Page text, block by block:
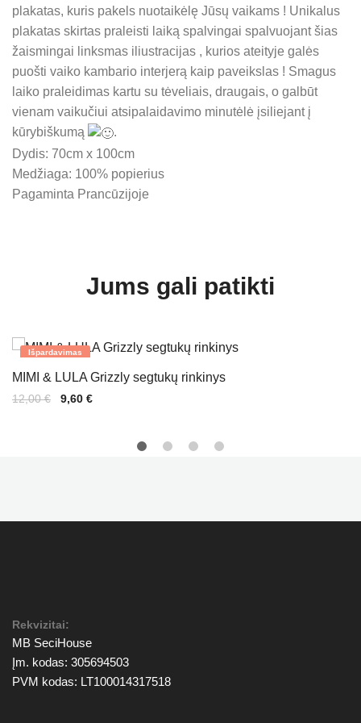
plakatas, kuris pakels nuotaikėlę Jūsų vaikams ! Unikalus
plakatas skirtas praleisti laiką spalvingai spalvuojant šias
žaismingai linksmas iliustracijas , kurios ateityje galės
puošti vaiko kambario interjerą kaip paveikslas ! Smagus
laiko praleidimas kartu su tėveliais, draugais, o galbūt
vienam vaikučiui atsipalaidavimo minutėlė įsiliejant į
kūrybiškumą
.
Dydis: 70cm x 100cm
Medžiaga: 100% popierius
Pagaminta Prancūzijoje
Jums gali patikti
Išpardavimas
MIMI & LULA Grizzly segtukų rinkinys
12,00€
Original
9,60 €Current
Rekvizitai:
MB SeciHouse
Įm. kodas: 305694503
PVM kodas: LT100014317518